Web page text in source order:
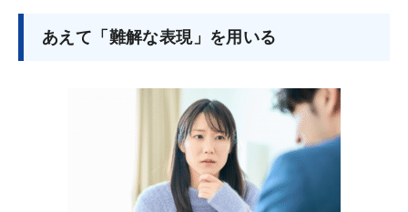
あえて「難解な表現」を用いる